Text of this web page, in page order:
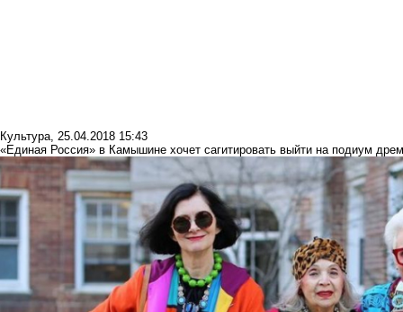
Культура, 25.04.2018 15:43
«Единая Россия» в Камышине хочет сагитировать выйти на подиум